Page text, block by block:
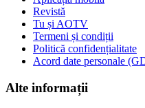
Revistă
Tu și AOTV
Termeni și condiții
Politică confidențialitate
Acord date personale
Alte informații